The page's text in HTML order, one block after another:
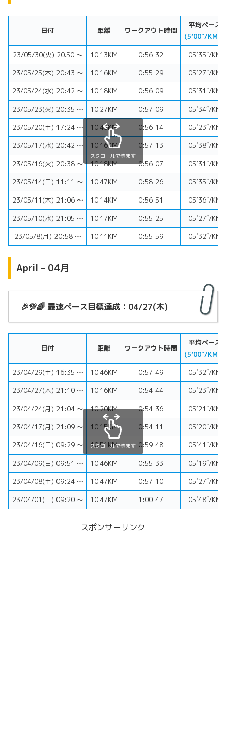
日付 距離 ワークアウト時間
平均ペース
(5’00″/KM⬇︎)
23/05/30(火) 20.50 〜
10.13KM 0:56:32
05’35″/KM
23/05/25(木) 20:43 〜
10.16KM 0:55:29
05’27″/KM
23/05/24(水) 20:42 〜
10.18KM 0:56:09
05’31″/KM
23/05/23(火) 20:35 〜
10.27KM 0:57:09
05’34″/KM
23/05/20(土) 17:24 〜
10.43KM 0:56:14
05’23″/KM
23/05/17(水) 20:42 〜
10.16KM 0:57:13
05’38″/KM
23/05/16(火) 20:38 〜
10.18KM 0:56:07
05’31″/KM
23/05/14(日) 11:11 〜
10.47KM 0:58:26
05’35″/KM
23/05/11(木) 21:06 〜
10.14KM 0:56:51
05’36″/KM
23/05/10(水) 21:05 〜
10.17KM 0:55:25
05’27″/KM
23/05/8(月) 20:58 〜
10.11KM 0:55:59 05’32″/KM
スクロールできます
April – 04月
🎉💯🌈 最速ペース目標達成：04/27(木)
日付 距離 ワークアウト時間
平均ペース
(5’00″/KM⬇︎)
23/04/29(土) 16:35 〜
10.46KM 0:57:49
05’32″/KM
23/04/27(木) 21:10 〜
10.16KM 0:54:44
05’23″/KM
23/04/24(月) 21:04 〜
10.20KM 0:54:36
05’21″/KM
23/04/17(月) 21:09 〜
10.15KM 0:54:11
05’20″/KM
23/04/16(日) 09:29 〜
10.51KM 0:59:48
05’41″/KM
23/04/09(日) 09:51 〜
10.46KM 0:55:33
05’19″/KM
23/04/08(土) 09:24 〜
10.47KM 0:57:10
05’27″/KM
23/04/01(日) 09:20 〜
10.47KM 1:00:47 05’48″/KM
スクロールできます
スポンサーリンク